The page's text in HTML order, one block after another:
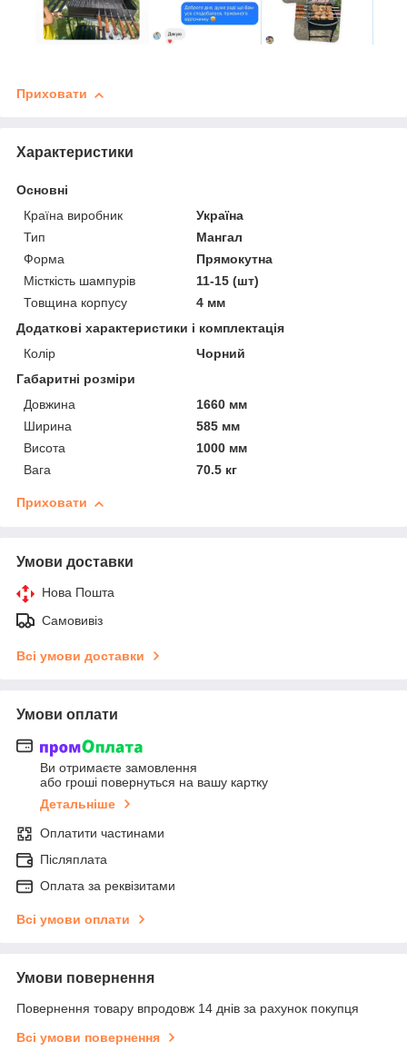
Приховати
Характеристики
Основні
Країна виробник
Україна
Тип
Мангал
Форма
Прямокутна
Місткість шампурів
11-15 (шт)
Товщина корпусу
4 мм
Додаткові характеристики і комплектація
Колір
Чорний
Габаритні розміри
Довжина
1660 мм
Ширина
585 мм
Висота
1000 мм
Вага
70.5 кг
Приховати
Умови доставки
Нова Пошта
Самовивіз
Всі умови доставки
Умови оплати
Ви отримаєте замовлення
або гроші повернуться на вашу картку
Детальніше
Оплатити частинами
Післяплата
Оплата за реквізитами
Всі умови оплати
Умови повернення
Повернення товару впродовж 14 днів за рахунок покупця
Всі умови повернення